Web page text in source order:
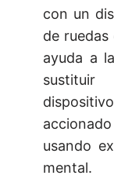
con un
de
ayuda a
usando
mental.